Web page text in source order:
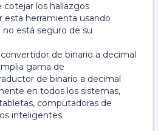
cotejar los hallazgos
esta herramienta usando
no está seguro de su
convertidor de binario a decimal
gama de
de binario a decimal
en todos los sistemas,
computadoras de
inteligentes.